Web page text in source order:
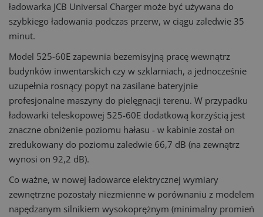
ładowarka JCB Universal Charger może być używana do
szybkiego ładowania podczas przerw, w ciągu zaledwie 35
minut.
Model 525-60E zapewnia bezemisyjną pracę wewnątrz
budynków inwentarskich czy w szklarniach, a jednocześnie
uzupełnia rosnący popyt na zasilane bateryjnie
profesjonalne maszyny do pielęgnacji terenu. W przypadku
ładowarki teleskopowej 525-60E dodatkową korzyścią jest
znaczne obniżenie poziomu hałasu - w kabinie został on
zredukowany do poziomu zaledwie 66,7 dB (na zewnątrz
wynosi on 92,2 dB).
Co ważne, w nowej ładowarce elektrycznej wymiary
zewnętrzne pozostały niezmienne w porównaniu z modelem
napędzanym silnikiem wysokoprężnym (minimalny promień